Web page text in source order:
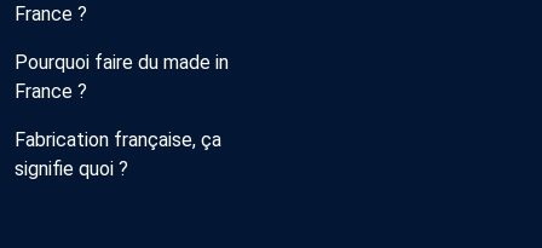
France ?
Pourquoi faire du made in
France ?
Fabrication française, ça
signifie quoi ?